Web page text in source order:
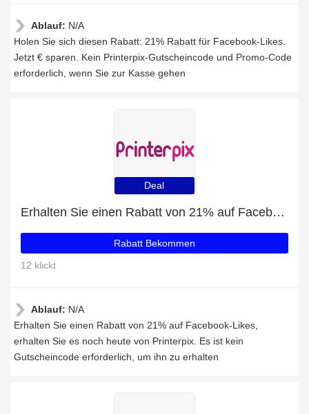
Ablauf: N/A
Holen Sie sich diesen Rabatt: 21% Rabatt für Facebook-Likes.
Jetzt € sparen. Kein Printerpix-Gutscheincode und Promo-Code
erforderlich, wenn Sie zur Kasse gehen
Deal
Erhalten Sie einen Rabatt von 21% auf Facebook-Likes
Rabatt Bekommen
12 klickt
Ablauf: N/A
Erhalten Sie einen Rabatt von 21% auf Facebook-Likes,
erhalten Sie es noch heute von Printerpix. Es ist kein
Gutscheincode erforderlich, um ihn zu erhalten